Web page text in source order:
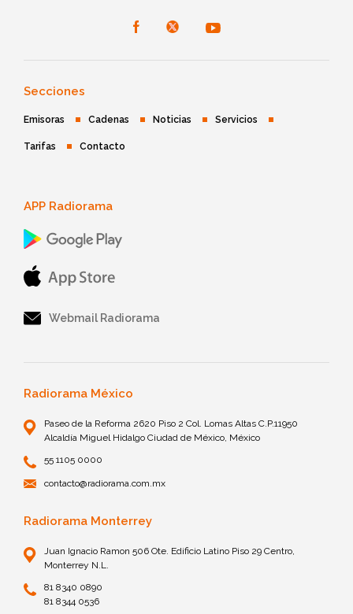
Secciones
Emisoras Cadenas Noticias Servicios
Tarifas Contacto
APP Radiorama
Webmail Radiorama
Radiorama México
Paseo de la Reforma 2620 Piso 2 Col. Lomas Altas C.P.11950
Alcaldía Miguel Hidalgo Ciudad de México, México
55 1105 0000
contacto@radiorama.com.mx
Radiorama Monterrey
Juan Ignacio Ramon 506 Ote. Edificio Latino Piso 29 Centro,
Monterrey N.L.
81 8340 0890
81 8344 0536